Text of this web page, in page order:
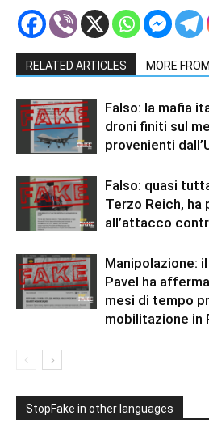
RELATED ARTICLES MORE
Falso: la mafia
droni finiti sul
provenienti
Falso: quasi
Terzo Reich,
all’attacco
Manipolazione:
Pavel ha
mesi di tempo
mobilitazione in
StopFake in other languages